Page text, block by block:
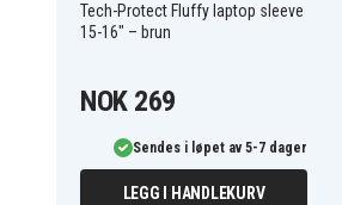
EAN / GTIN
Produkttype
Varemerke
Tech-Protect Fluffy laptop sleeve
15-16" – brun
NOK 269
Sendes i løpet av 5-7 dager
LEGG I HANDLEKURV